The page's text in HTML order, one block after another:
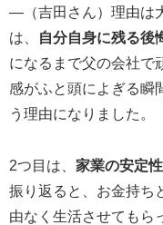
―（吉田さん）理由は
は、
自分自身に残る後
になるまで父の会社で
感がふと頭によぎる瞬
う理由になりました。
2つ目は、 家業の安定性
振り返ると、お金持ち
由なく生活させてもら